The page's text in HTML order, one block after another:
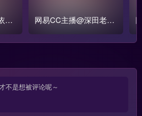
纯)
网易CC主播@深田老师
2024年4月热舞视频合集